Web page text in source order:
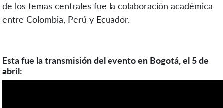
de los temas centrales fue la colaboración académica
entre Colombia, Perú y Ecuador.
Esta fue la transmisión del evento en Bogotá, el 5 de
abril: